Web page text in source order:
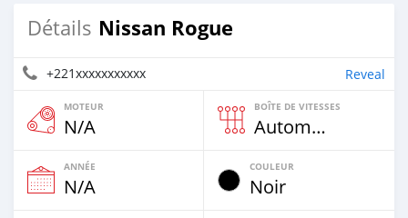
Détails Nissan Rogue
+221xxxxxxxxxxx Reveal
MOTEUR
N/A
BOÎTE DE VITESSES
Automatique
ANNÉE
N/A
COULEUR
Noir